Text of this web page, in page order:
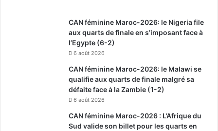
CAN féminine Maroc-2026: le Nigeria file
aux quarts de finale en s’imposant face à
l’Egypte (6-2)
6 août 2026
CAN féminine Maroc-2026: le Malawi se
qualifie aux quarts de finale malgré sa
défaite face à la Zambie (1-2)
6 août 2026
CAN féminine Maroc-2026 : L’Afrique du
Sud valide son billet pour les quarts en